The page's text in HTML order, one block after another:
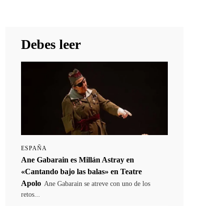
Debes leer
ESPAÑA
Ane Gabarain es Millán Astray en
«Cantando bajo las balas» en Teatre
Apolo Ane Gabarain se atreve con uno de los
retos...